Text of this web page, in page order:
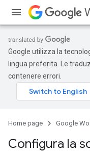
Google utilizza la
lingua preferita. Le
contenere errori.
Home page Google
Configura la